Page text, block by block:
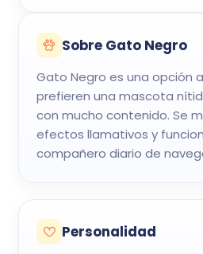
Sobre Gato Negro
Gato Negro es una opción
prefieren una mascota
con mucho contenido. Se
efectos llamativos y
compañero diario de
Personalidad